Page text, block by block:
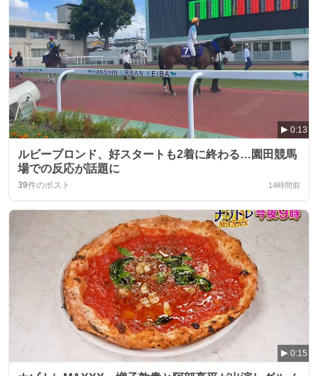
0:13
ルビーブロンド、好スタートも2着に終わる…園田競馬
場での反応が話題に
39件のポスト 14時間前
0:15